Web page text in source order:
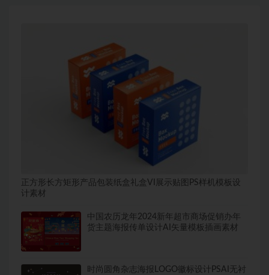
正方形长方矩形产品包装纸盒礼盒VI展示贴图PS样机模板设
计素材
中国农历龙年2024新年超市商场促销办年
货主题海报传单设计AI矢量模板插画素材
时尚圆角杂志海报LOGO徽标设计PSAI无衬